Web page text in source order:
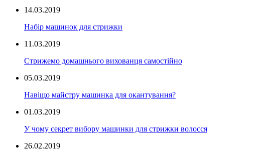
14.03.2019
Набір машинок для стрижки
11.03.2019
Стрижемо домашнього вихованця самостійно
05.03.2019
Навіщо майстру машинка для окантування?
01.03.2019
У чому секрет вибору машинки для стрижки волосся
26.02.2019